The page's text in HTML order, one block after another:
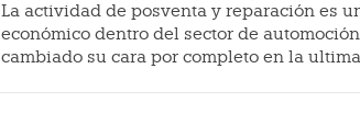
La actividad de posventa y reparación es
económico dentro del sector de
cambiado su cara por completo en la ultima